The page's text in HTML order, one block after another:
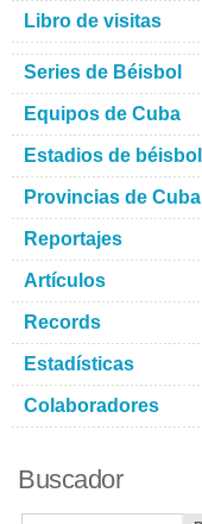
Libro de visitas
Series de Béisbol
Equipos de Cuba
Estadios de béisbol
Provincias de Cuba
Reportajes
Artículos
Records
Estadísticas
Colaboradores
Buscador